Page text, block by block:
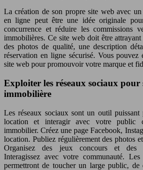
La création de son propre site web avec un
en ligne peut être une idée originale
concurrence et réduire les commissions
immobilières. Ce site web doit être
des photos de qualité, une description
réservation en ligne sécurisé. Vous pouvez
site web pour promouvoir votre marque et
Exploiter les réseaux sociaux pour
immobilière
Les réseaux sociaux sont un outil
location et interagir avec votre public
immobilier. Créez une page Facebook,
location. Publiez régulièrement des photos
Organisez des jeux concours et des
Interagissez avec votre communauté.
permettront de toucher un large public, de